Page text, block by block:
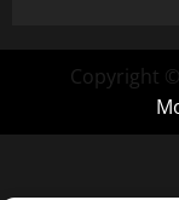
Copyright